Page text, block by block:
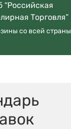
“Российская
Торговля”
со всей страны